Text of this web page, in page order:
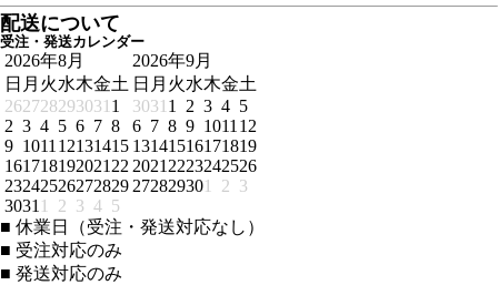
配送について
受注・発送カレンダー
2026年8月
日 月 火水木金土
262728293031 1
2 3 4 5 6 7 8
9 1011 12131415
161718192021 22
23242526272829
3031 1 2 3 4 5
2026年9月
日 月 火水木金土
3031 1 2 3 4 5
6 7 8 9 1011 12
13141516171819
2021 2223242526
272829301 2 3
■ 休業日（受注・発送対応なし）
■ 受注対応のみ
■ 発送対応のみ